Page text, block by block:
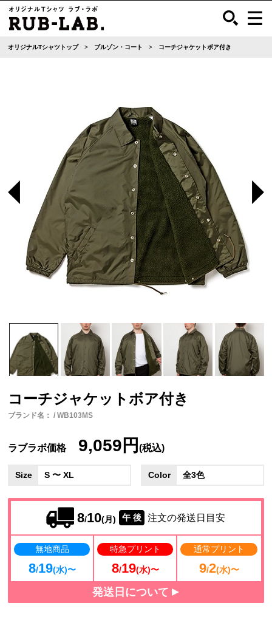
オリジナルTシャツトップ ブルゾン・コート コーチジャケットボア付き
コーチジャケットボア付き
ブランド名： / WB103MS
ラブラボ価格 9,059円(税込)
Size S 〜 XL Color 全3色
8/10(月) 午 後 注文の発送日目安
無地商品
8/19(水)〜
特急プリント
8/19(水)〜
通常プリント
9/2(水)〜
発送日について